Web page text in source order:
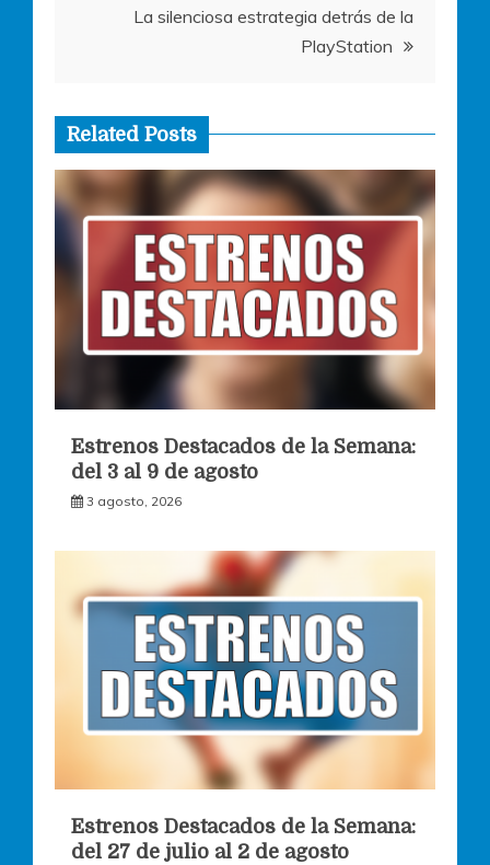
entradasLa silenciosa estrategia detrás de la
PlayStation
Related Posts
Estrenos Destacados de la Semana:
del 3 al 9 de agosto
3 agosto, 2026
Estrenos Destacados de la Semana:
del 27 de julio al 2 de agosto